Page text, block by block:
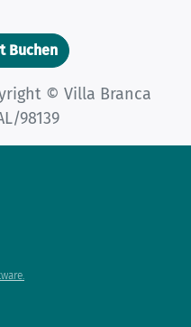
Buchen
© Villa Branca
98139